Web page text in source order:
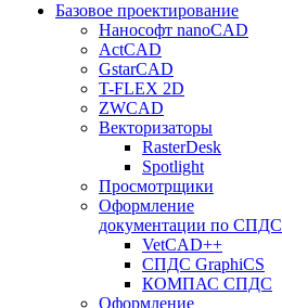
Базовое проектирование
Нанософт nanoCAD
ActCAD
GstarCAD
T-FLEX 2D
ZWCAD
Векторизаторы
RasterDesk
Spotlight
Просмотрщики
Оформление
документации по СПДС
VetCAD++
СПДС GraphiCS
КОМПАС СПДС
Оформление